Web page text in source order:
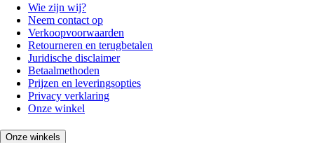
Wie zijn wij?
Neem contact op
Verkoopvoorwaarden
Retourneren en terugbetalen
Juridische disclaimer
Betaalmethoden
Prijzen en leveringsopties
Privacy verklaring
Onze winkel
Onze winkels